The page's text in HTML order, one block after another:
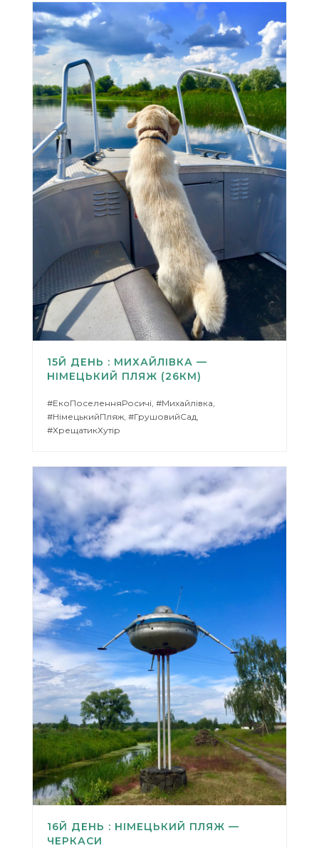
15Й ДЕНЬ : МИХАЙЛІВКА —
НІМЕЦЬКИЙ ПЛЯЖ (26КМ)
#ЕкоПоселенняРосичі, #Михайлівка,
#НімецькийПляж, #ГрушовийСад,
#ХрещатикХутір
16Й ДЕНЬ : НІМЕЦЬКИЙ ПЛЯЖ —
ЧЕРКАСИ